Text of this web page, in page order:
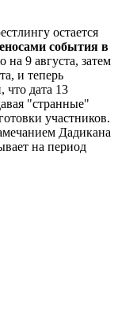
остается
события в
на 9 августа, затем
и теперь
что дата 13
"странные"
участников.
Дадикана
на период